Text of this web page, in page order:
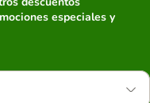
especiales y